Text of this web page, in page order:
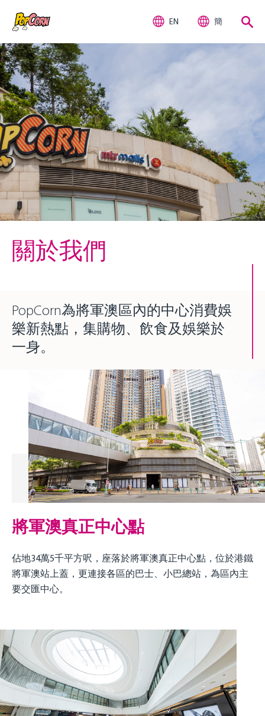
EN 簡
關於我們
PopCorn為將軍澳區內的中心消費娛
樂新熱點，集購物、飲食及娛樂於
一身。
將軍澳真正中心點
佔地34萬5千平方呎，座落於將軍澳真正中心點，位於港鐵
將軍澳站上蓋，更連接各區的巴士、小巴總站，為區內主
要交匯中心。